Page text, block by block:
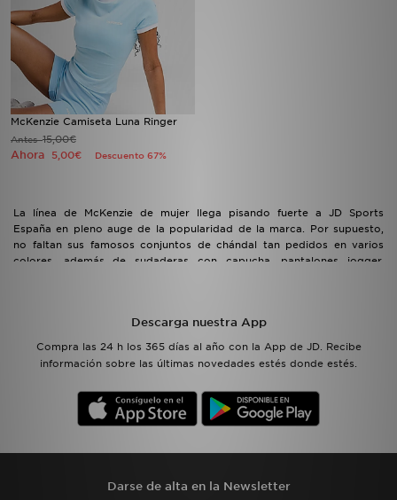
McKenzie Camiseta Luna Ringer
Antes15,00€
Ahora 5,00€ Descuento 67%
La línea de McKenzie de mujer llega pisando fuerte a JD Sports
España en pleno auge de la popularidad de la marca. Por supuesto,
no faltan sus famosos conjuntos de chándal tan pedidos en varios
colores, además de sudaderas con capucha, pantalones jogger,
Descarga nuestra App
Compra las 24 h los 365 días al año con la App de JD. Recibe
información sobre las últimas novedades estés donde estés.
Darse de alta en la Newsletter